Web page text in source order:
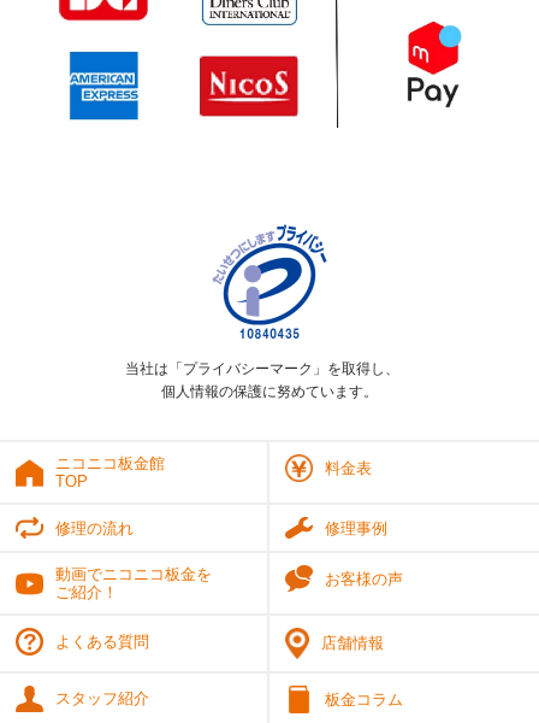
当社は「プライバシーマーク」を取得し、
個人情報の保護に努めています。
ニコニコ板金館
TOP
料金表
修理の流れ 修理事例
動画でニコニコ板金を
ご紹介！
お客様の声
よくある質問 店舗情報
スタッフ紹介 板金コラム